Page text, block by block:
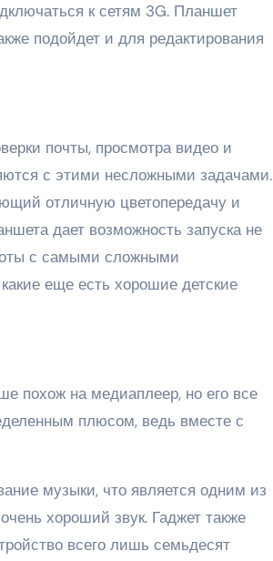
к сетям 3G. Планшет
подойдет и для редактирования
почты, просмотра видео и
с этими несложными задачами.
отличную цветопередачу и
дает возможность запуска не
с самыми сложными
еще есть хорошие детские
похож на медиаплеер, но его все
плюсом, ведь вместе с
музыки, что является одним из
хороший звук. Гаджет также
всего лишь семьдесят